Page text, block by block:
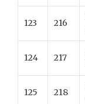
123 216
124 217
125 218